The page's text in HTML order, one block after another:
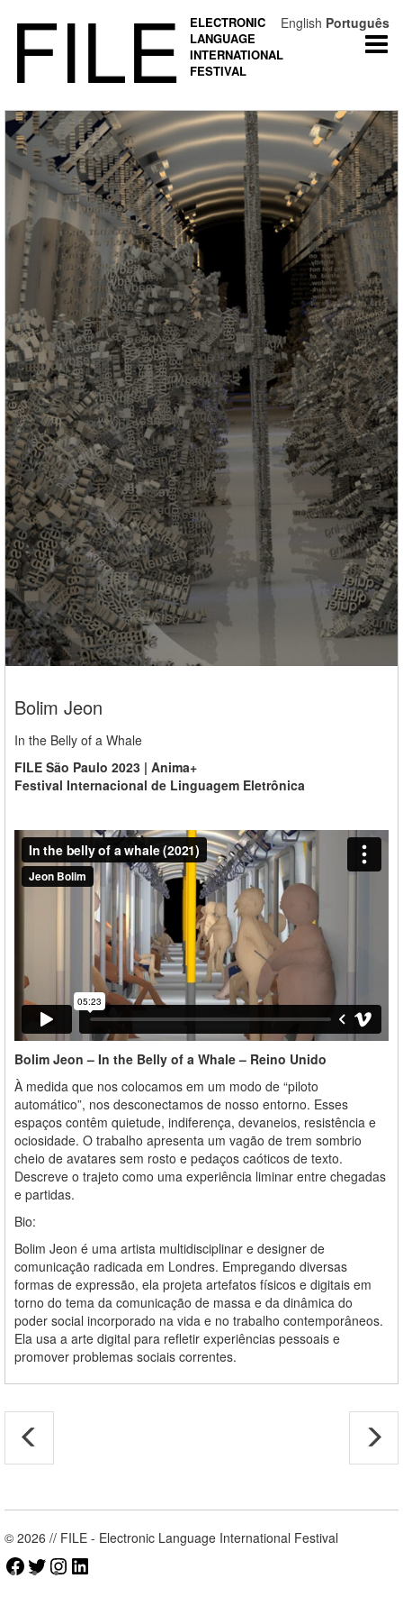
FILE
ELECTRONIC
LANGUAGE
INTERNATIONAL
FESTIVAL
Bolim Jeon
In the Belly of a Whale
FILE São Paulo 2023 | Anima+
Festival Internacional de Linguagem Eletrônica
Bolim Jeon – In the Belly of a Whale – Reino Unido
À medida que nos colocamos em um modo de “piloto
automático”, nos desconectamos de nosso entorno. Esses
espaços contêm quietude, indiferença, devaneios, resistência e
ociosidade. O trabalho apresenta um vagão de trem sombrio
cheio de avatares sem rosto e pedaços caóticos de texto.
Descreve o trajeto como uma experiência liminar entre chegadas
e partidas.
Bio:
Bolim Jeon é uma artista multidisciplinar e designer de
comunicação radicada em Londres. Empregando diversas
formas de expressão, ela projeta artefatos físicos e digitais em
torno do tema da comunicação de massa e da dinâmica do
poder social incorporado na vida e no trabalho contemporâneos.
Ela usa a arte digital para refletir experiências pessoais e
promover problemas sociais correntes.
© 2026 // FILE - Electronic Language International Festival
Facebook
TwitterInstagram
English Português